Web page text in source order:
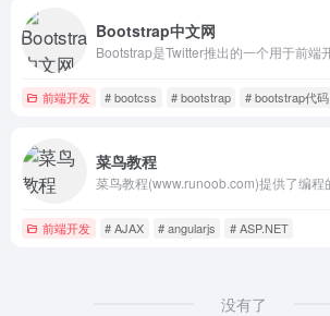
Bootstrap中文网
前端开发 # bootcss # bootstrap # bootstrap代码
菜鸟教程
前端开发 # AJAX # angularjs # ASP.NET
没有了